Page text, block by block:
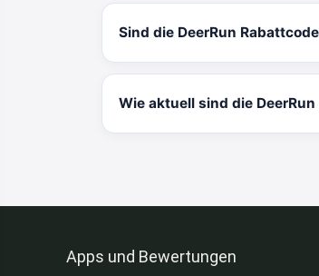
Sind die DeerRun
Wie aktuell sind die
Apps und Bewertungen